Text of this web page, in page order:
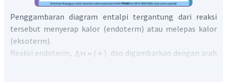
Penggambaran diagram entalpi tergantung dari reaksi
tersebut menyerap kalor (endoterm) atau melepas kalor
(eksoterm).
Reaksi endoterm,
dan digambarkan dengan arah